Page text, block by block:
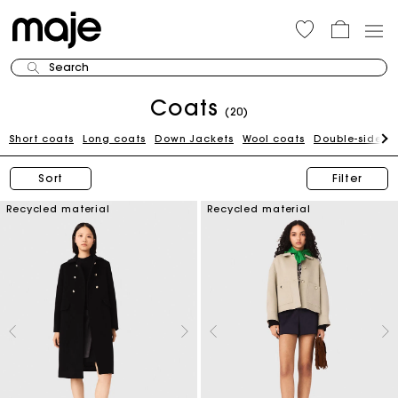
Search
Coats (20)
Short coats Long coats Down Jackets Wool coats Double-sided
Sort Filter
Recycled material Recycled material